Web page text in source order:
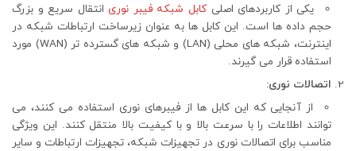
یکی از کاربردهای اصلیکابل شبکه فیبر نوریانتقال سریع و بزرگ
حجم داده‌ ها است. این کابل‌ ها به عنوان زیرساخت ارتباطات شبکه در
اینترنت، شبکه‌ های محلی (LAN) و شبکه‌ های گسترده ‌تر (WAN) مورد
استفاده قرار می‌ گیرند.
اتصالات نوری:
از آنجایی که این کابل‌ ها از فیبرهای نوری استفاده می ‌کنند، می
‌توانند اطلاعات را با سرعت بالا و با کیفیت بالا منتقل کنند. این ویژگی
مناسب برای اتصالات نوری در تجهیزات شبکه، تجهیزات ارتباطات و سایر